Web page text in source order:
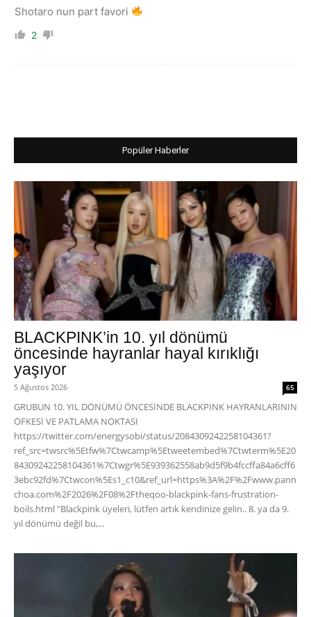
Shotaro nun part favori
2
Popüler Haberler
BLACKPINK’in 10. yıl dönümü
öncesinde hayranlar hayal kırıklığı
yaşıyor
5 Ağustos 2026 65
GRUBUN 10. YIL DÖNÜMÜ ÖNCESİNDE BLACKPINK HAYRANLARININ
ÖFKESİ VE PATLAMA NOKTASI
https://twitter.com/energysobi/status/2084309242258104361?
ref_src=twsrc%5Etfw%7Ctwcamp%5Etweetembed%7Ctwterm%5E20
84309242258104361%7Ctwgr%5E939362558ab9d5f9b4fccffa84a6cff6
3ebc92fd%7Ctwcon%5Es1_c10&ref_url=https%3A%2F%2Fwww.pann
choa.com%2F2026%2F08%2Ftheqoo-blackpink-fans-frustration-
boils.html "Blackpink üyeleri, lütfen artık kendinize gelin.. 8. ya da 9.
yıl dönümü değil bu,...